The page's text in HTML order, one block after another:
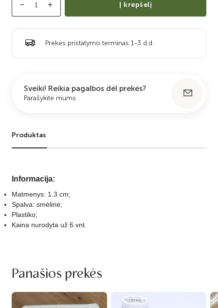
Į krepšelį
Prekės pristatymo terminas 1-3 d.d.
Sveiki! Reikia pagalbos dėl prekės?
Parašykite mums
Produktas
Informacija:
Matmenys: 1.3 cm;
Spalva: smėlinė;
Plastiko;
Kaina nurodyta už 6 vnt.
Panašios prekės